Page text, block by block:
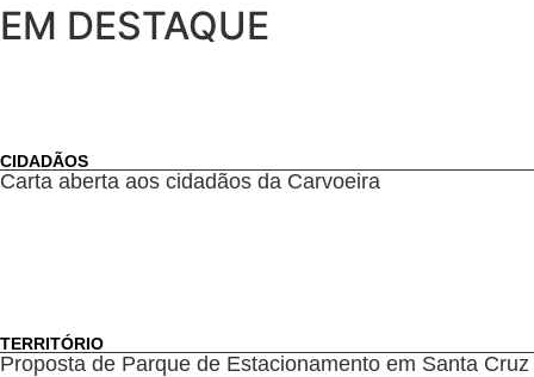
EM DESTAQUE
CIDADÃOS
Carta aberta aos cidadãos da Carvoeira
TERRITÓRIO
Proposta de Parque de Estacionamento em Santa Cruz